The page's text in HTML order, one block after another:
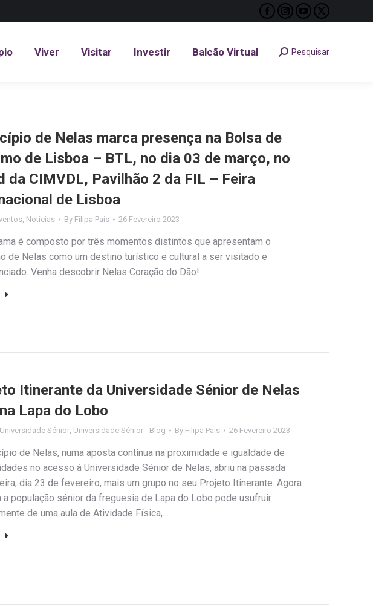
Facebook
opens
Instagram
opens
YouTube
opens
X
opens
Viver Visitar Investir Balcão Virtual Search:Pesquisar
de Nelas marca presença na Bolsa de
de Lisboa – BTL, no dia 03 de março, no
da CIMVDL, Pavilhão 2 da FIL – Feira
de Lisboa
, Notícias By Filipa Pais 26 Fevereiro 2023
é composto por três momentos distintos que apresentam o
de Nelas como um destino turístico e cultural a ser visitado e
Venha descobrir Nelas Coração do Dão!
Itinerante da Universidade Sénior de Nelas
Lapa do Lobo
Universidade Sénior, Universidade Sénior - Blog By Filipa Pais 26 Fevereiro 2023
de Nelas, numa aposta contínua na proximidade e igualdade de
no acesso à Universidade Sénior de Nelas, abriu na passada
dia 23 de fevereiro, mais um grupo no seu Projeto Itinerante. Agora
a população sénior da freguesia de Lapa do Lobo pode usufruir
de uma aula de Atividade Física,…
Viver Visitar Investir Balcão Virtual Search:
Pesquisar